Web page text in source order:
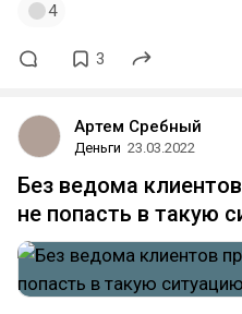
4
3
Артем Сребный
Деньги 23.03.2022
Без ведома
не попасть в такую